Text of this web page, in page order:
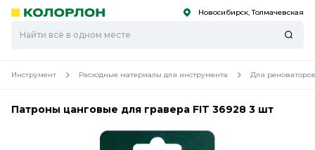
Скоро
Скоро Новосибирск, Толмачевская
Инструмент Расходные материалы для инструмента Для
Патроны цанговые для гравера FIT 36928 3 шт